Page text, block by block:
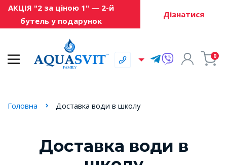
АКЦІЯ "2 за ціною 1" — 2-й
бутель у подарунок
Дізнатися
0
Головна Доставка води в школу
Доставка води в